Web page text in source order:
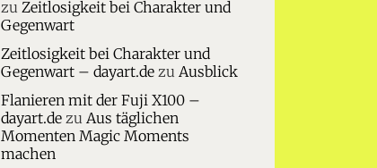
zu Zeitlosigkeit bei Charakter und
Gegenwart
Zeitlosigkeit bei Charakter und
Gegenwart – dayart.dezu Ausblick
Flanieren mit der Fuji X100 –
dayart.dezu Aus täglichen
Momenten Magic Moments
machen